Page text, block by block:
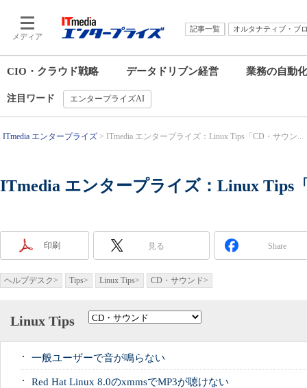
メディア
記事一覧 オルタナティブ・ブ
CIO・クラウド戦略 データドリブン経営 業務の自動化
注目ワード エンタープライズAI
ITmedia エンタープライズ ITmedia エンタープライズ：Linux Tips「CD・サウン...
ITmedia エンタープライズ：Linux Tips
印刷 見る Share
ヘルプデスク> Tips> Linux Tips> CD・サウンド>
Linux Tips
一般ユーザーで音が鳴らない
Red Hat Linux 8.0のxmmsでMP3が聴けない